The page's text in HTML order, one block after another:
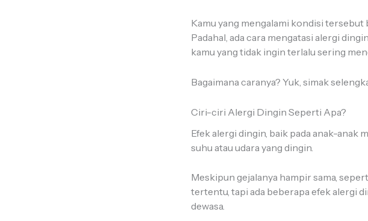
Kamu yang mengalami kondisi
Padahal, ada cara mengatasi alergi
kamu yang tidak ingin terlalu sering
Bagaimana caranya? Yuk, simak
Ciri-ciri Alergi Dingin Seperti Apa?
Efek alergi dingin, baik pada anak-anak
suhu atau udara yang dingin.
Meskipun gejalanya hampir sama,
tertentu, tapi ada beberapa efek alergi
dewasa.